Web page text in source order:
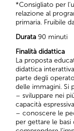
*Consigliato per
relazione al
primaria. Fruibile
Durata 90 minuti
Finalità didattica
La proposta
didattica
parte degli
delle immagini. Si
– sviluppare nei
capacità
– conoscere le
per gettare le basi